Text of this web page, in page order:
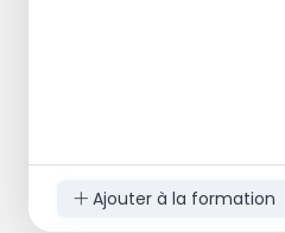
Ajouter à la formation